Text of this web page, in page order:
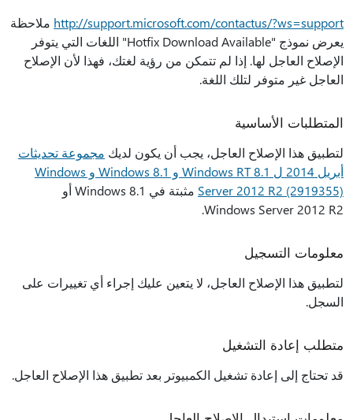
http://support.microsoft.com/contactus/?ws=support ملاحظة
يعرض نموذج "Hotfix Download Available" اللغات التي يتوفر
الإصلاح العاجل لها. إذا لم تتمكن من رؤية لغتك، فهذا لأن الإصلاح
العاجل غير متوفر لتلك اللغة.
المتطلبات الأساسية
لتطبيق هذا الإصلاح العاجل، يجب أن يكون لديك مجموعة تحديثات
أبريل 2014 ل Windows RT 8.1 و Windows 8.1 و Windows
Server 2012 R2 (2919355)
مثبتة في Windows 8.1 أو
Windows Server 2012 R2.
معلومات التسجيل
لتطبيق هذا الإصلاح العاجل، لا يتعين عليك إجراء أي تغييرات على
السجل.
متطلب إعادة التشغيل
قد تحتاج إلى إعادة تشغيل الكمبيوتر بعد تطبيق هذا الإصلاح العاجل.